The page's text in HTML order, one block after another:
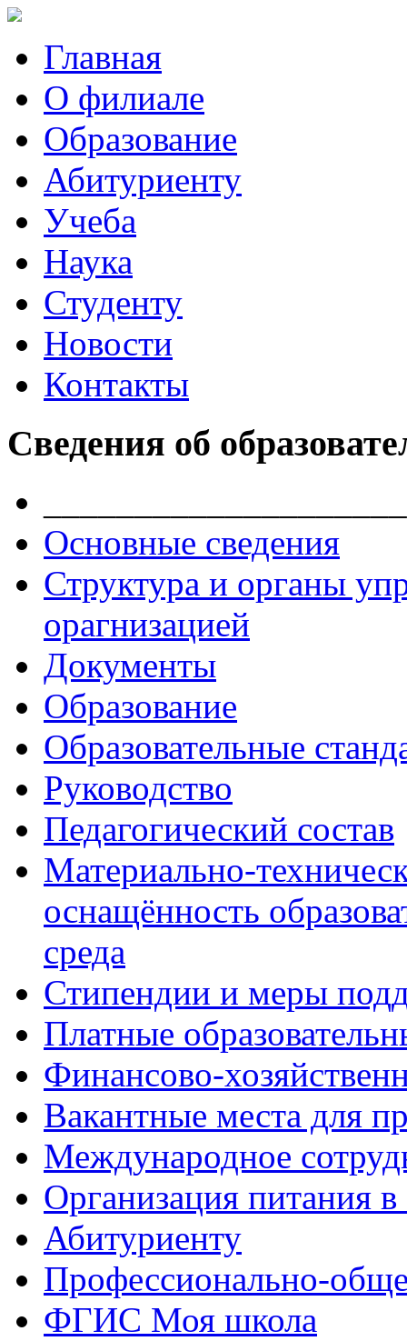
Главная
О филиале
Образование
Абитуриенту
Учеба
Наука
Студенту
Новости
Контакты
Сведения об
Основные сведения
Структура и органы
орагнизацией
Документы
Образование
Образовательные
Руководство
Педагогический состав
Материально-
оснащённость
среда
Стипендии и меры
Платные
Финансово-
Вакантные места для
Международное
Организация питания в
Абитуриенту
Профессионально-
ФГИС Моя школа